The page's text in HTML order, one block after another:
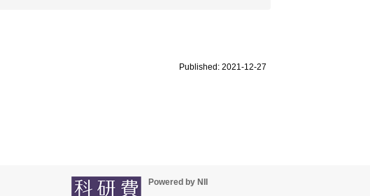
Published: 2021-12-27
Powered by NII